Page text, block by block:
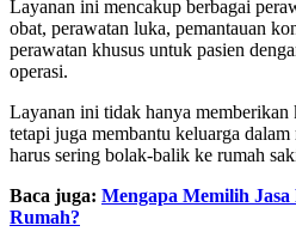
Layanan ini mencakup berbagai
obat, perawatan luka, pemantauan
perawatan khusus untuk pasien
operasi.
Layanan ini tidak hanya memberikan
tetapi juga membantu keluarga
harus sering bolak-balik ke rumah
Baca juga: Mengapa Memilih
Rumah?